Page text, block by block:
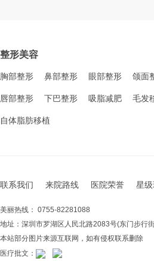
整形美容
胸部整形 鼻部整形 眼部整形 颌面
唇部整形 下巴整形 吸脂减肥 毛发
自体脂肪移植
联系我们 来院路线 医院荣誉 星
美丽热线： 0755-82281088
地址：深圳市罗湖区人民北路2083号(东门步行
本站部分图片来源互联网，如有侵权联系删除
医疗批文：